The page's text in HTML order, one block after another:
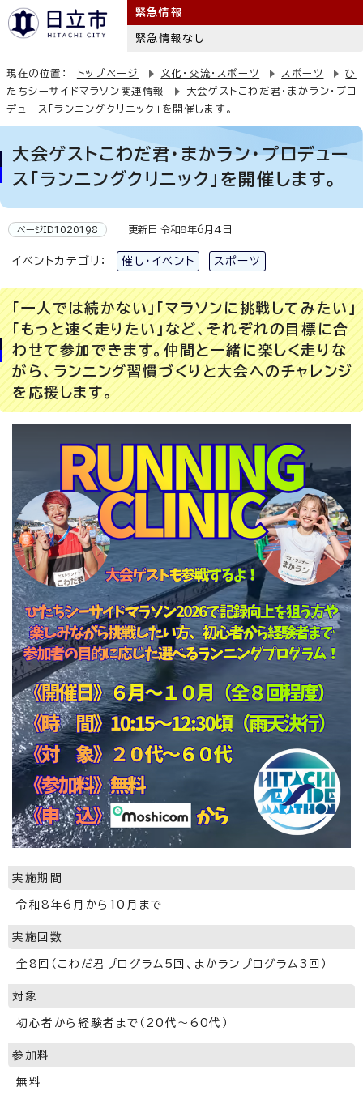
緊急情報
緊急情報なし
現在の位置： トップページ 文化・交流・スポーツ スポーツ
ひ
たちシーサイドマラソン関連情報
大会ゲストこわだ君・まかラン・プロ
デュース「ランニングクリニック」を開催します。
大会ゲストこわだ君・まかラン・プロデュー
ス「ランニングクリニック」を開催します。
ページID1020198 更新日 令和8年6月4日
イベントカテゴリ： 催し・イベント スポーツ
「一人では続かない」「マラソンに挑戦してみたい」
「もっと速く走りたい」など、それぞれの目標に合
わせて参加できます。仲間と一緒に楽しく走りな
がら、ランニング習慣づくりと大会へのチャレンジ
を応援します。
実施期間
令和8年6月から10月まで
実施回数
全8回（こわだ君プログラム5回、まかランプログラム3回）
対象
初心者から経験者まで（20代～60代）
参加料
無料